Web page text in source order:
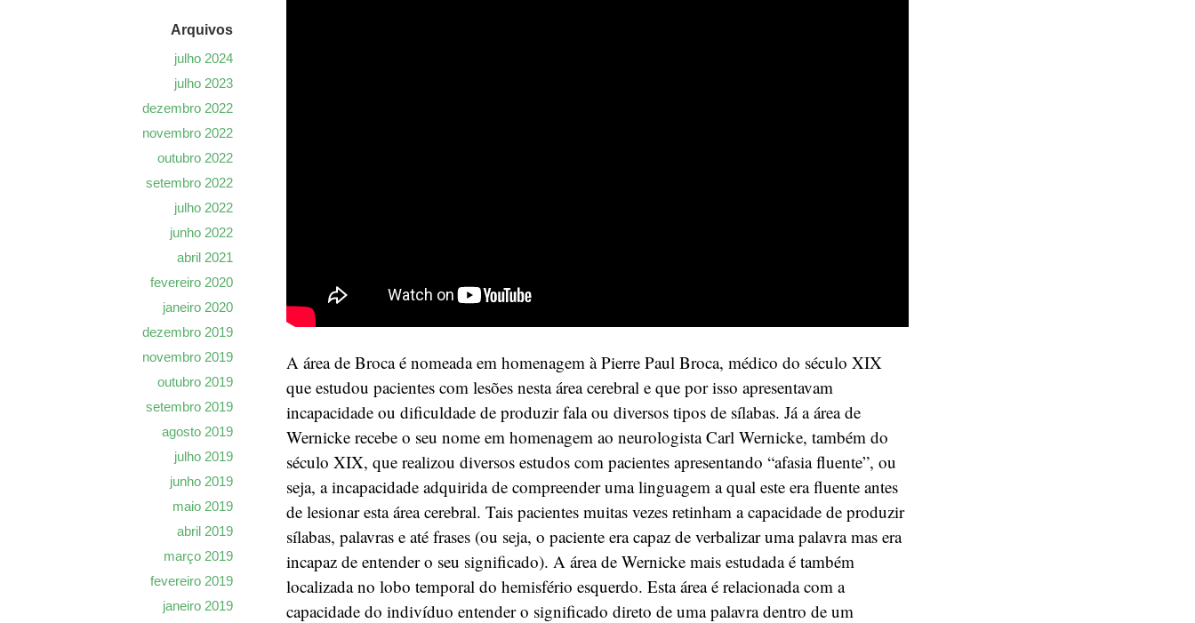
A área de Broca é nomeada em homenagem à Pierre Paul Broca, médico do século XIX
que estudou pacientes com lesões nesta área cerebral e que por isso apresentavam
incapacidade ou dificuldade de produzir fala ou diversos tipos de sílabas. Já a área de
Wernicke recebe o seu nome em homenagem ao neurologista Carl Wernicke, também do
século XIX, que realizou diversos estudos com pacientes apresentando “afasia fluente”, ou
seja, a incapacidade adquirida de compreender uma linguagem a qual este era fluente antes
de lesionar esta área cerebral. Tais pacientes muitas vezes retinham a capacidade de produzir
sílabas, palavras e até frases (ou seja, o paciente era capaz de verbalizar uma palavra mas era
incapaz de entender o seu significado). A área de Wernicke mais estudada é também
localizada no lobo temporal do hemisfério esquerdo. Esta área é relacionada com a
capacidade do indivíduo entender o significado direto de uma palavra dentro de um
Arquivos
julho 2024
julho 2023
dezembro 2022
novembro 2022
outubro 2022
setembro 2022
julho 2022
junho 2022
abril 2021
fevereiro 2020
janeiro 2020
dezembro 2019
novembro 2019
outubro 2019
setembro 2019
agosto 2019
julho 2019
junho 2019
maio 2019
abril 2019
março 2019
fevereiro 2019
janeiro 2019